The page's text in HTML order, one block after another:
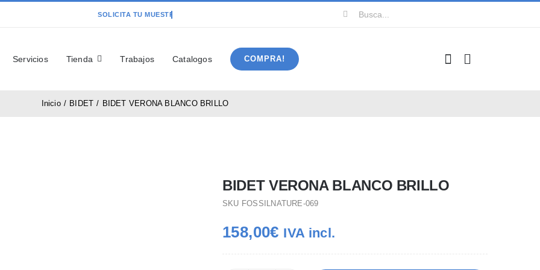
Buscar:
Servicios Tienda Trabajos Catalogos COMPRA!
Inicio BIDET BIDET VERONA BLANCO BRILLO
BIDET VERONA BLANCO BRILLO
SKU FOSSILNATURE-069
158,00€ IVA incl.